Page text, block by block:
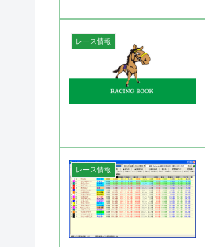
レース情報
レース情報